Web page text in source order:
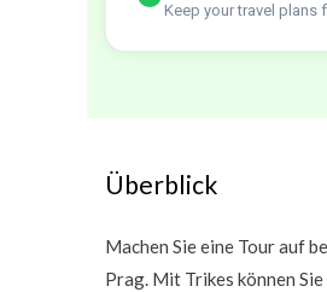
Keep your travel
Überblick
Machen Sie eine Tour auf
Prag. Mit Trikes können